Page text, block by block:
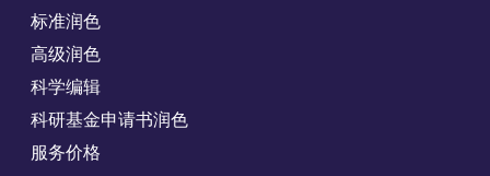
标准润色
高级润色
科学编辑
科研基金申请书润色
服务价格